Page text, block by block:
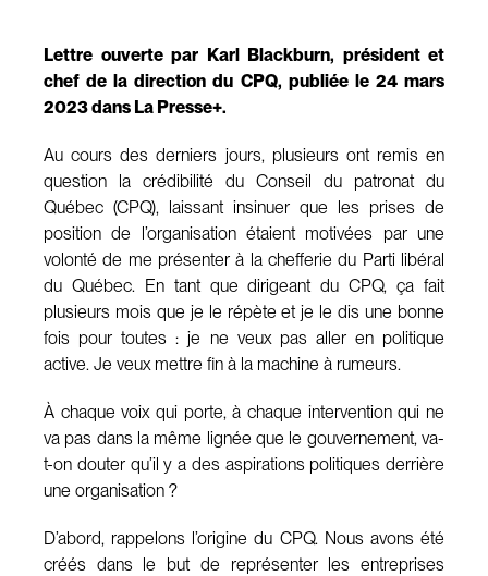
Lettre ouverte par Karl Blackburn, président et
chef de la direction du CPQ, publiée le 24 mars
2023 dans La Presse+.
Au cours des derniers jours, plusieurs ont remis en
question la crédibilité du Conseil du patronat du
Québec (CPQ), laissant insinuer que les prises de
position de l’organisation étaient motivées par une
volonté de me présenter à la chefferie du Parti libéral
du Québec. En tant que dirigeant du CPQ, ça fait
plusieurs mois que je le répète et je le dis une bonne
fois pour toutes : je ne veux pas aller en politique
active. Je veux mettre fin à la machine à rumeurs.
À chaque voix qui porte, à chaque intervention qui ne
va pas dans la même lignée que le gouvernement, va-
t-on douter qu’il y a des aspirations politiques derrière
une organisation ?
D’abord, rappelons l’origine du CPQ. Nous avons été
créés dans le but de représenter les entreprises